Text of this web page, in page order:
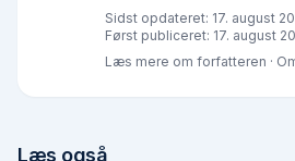
Sidst opdateret: 17. august
Først publiceret: 17. august
Læs mere om forfatteren ·
Læs også